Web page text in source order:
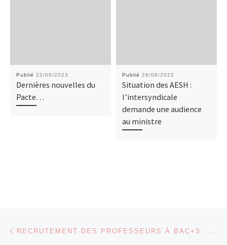
Publié 22/06/2023
Dernières nouvelles du
Pacte…
Publié 28/06/2022
Situation des AESH :
l’intersyndicale
demande une audience
au ministre
Parcourir les articles RECRUTEMENT DES PROFESSEURS À BAC+3 : LA FNEC FP FO DEMANDE AUDIENCE AU MINISTRE